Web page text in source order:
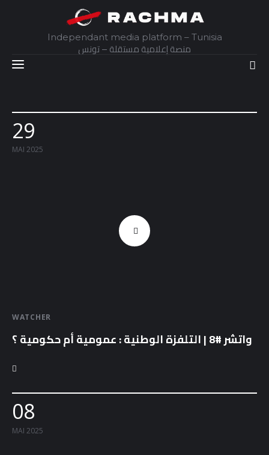
Independant media platform – Tunisia
منصة إعلامية مستقلة – تونس
Daily
Explainer
29
MAI 2025
WATCHER
واتشر #8 | التلفزة الوطنية : عمومية أم حكومية ؟
08
MAI 2025